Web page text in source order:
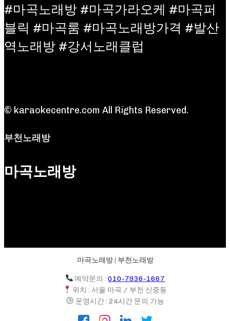
#마곡노래방 #마곡가라오케 #마곡퍼
블릭 #마곡룸 #마곡노래방가격 #발산
역노래방 #강서노래클럽
© karaokecentre.com All Rights Reserved.
부천노래방
마곡노래방
마곡노래방 | 부천노래방
예약문의 :010-7936-1667
위치 : 서울 마곡 / 부천 신중동
운영시간 : 24시간 문의 가능